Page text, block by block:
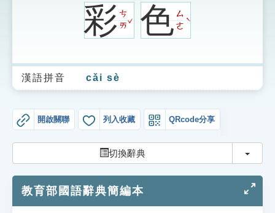
生字詞彙表
成語故事
索引選單
單字索引
彩ㄘ
ㄞ
ˇ色ㄙ
ㄜ
ˋ
漢語拼音 cǎi sè
開啟關聯 列入收藏 QRcode分享
切換辭典 切換
教育部國語辭典簡編本